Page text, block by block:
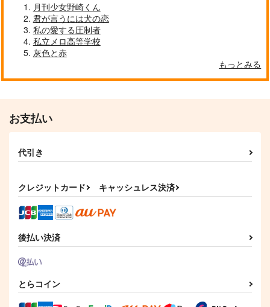
白米工房
影山飛雄受け
サンプル
作品詳細
パンダの糧
影山飛雄×日向翔陽
サンプル
TMKU
629円（税込）
ハイキュー!!
宮侑
佐久早聖臣
サンプル
宮侑×日向翔陽
運命のドア
naturalism
専売 1,100円（税込）
月刊少女野崎くん
君が言うには犬の恋
私の愛する圧制者
私立メロ高等学校
灰色と赤
もっとみる
お支払い
代引き
クレジットカード キャッシュレス決済
後払い決済
とらコイン